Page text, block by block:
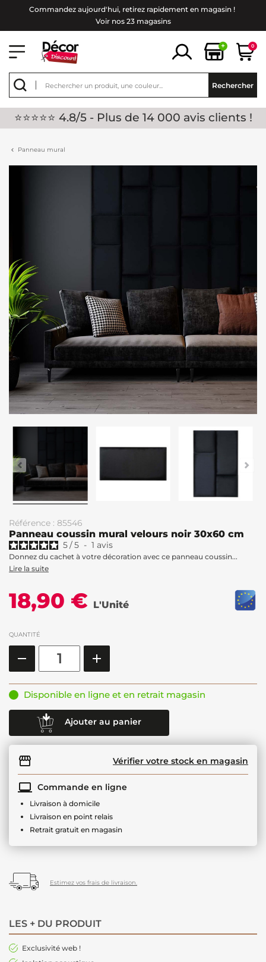
Commandez aujourd'hui, retirez rapidement en magasin !
Voir nos 23 magasins
+ 0
Rechercher
⭐⭐⭐⭐⭐ 4.8/5 - Plus de 14 000 avis clients !
Panneau mural
Référence : 85546
Panneau coussin mural velours noir 30x60 cm
5/5 - 1 avis
Donnez du cachet à votre décoration avec ce panneau coussin...
Lire la suite
18,90 € L'Unité
QUANTITÉ
Disponible en ligne et en retrait magasin
Ajouter au panier
Vérifier votre stock en magasin
Commande en ligne
Livraison à domicile
Livraison en point relais
Retrait gratuit en magasin
Estimez vos frais de livraison.
LES + DU PRODUIT
Exclusivité web !